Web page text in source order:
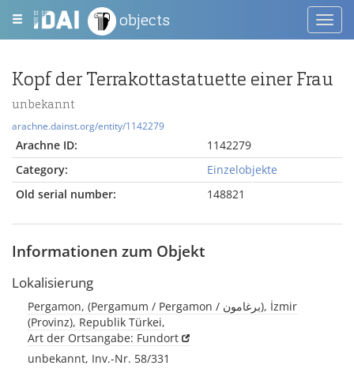
objects
Kopf der Terrakottastatuette einer Frau
unbekannt
arachne.dainst.org/entity/1142279
Arachne ID:
1142279
Category:
Einzelobjekte
Old serial number:
148821
Informationen zum Objekt
Lokalisierung
Pergamon, (Pergamum / Pergamon / برغامون), İzmir
(Provinz), Republik Türkei,
Art der Ortsangabe: Fundort
unbekannt, Inv.-Nr. 58/331